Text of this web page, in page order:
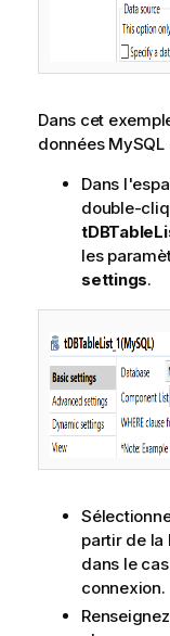
Dans cet
données MySQL
Dans
double-
les
settings.
partir de la
dans le
connexion.